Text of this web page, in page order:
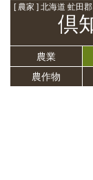
[ 農家 ] 北海道 虻田郡
倶
農業
農作物